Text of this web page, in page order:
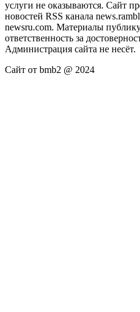
услуги не оказываются. Сайт
новостей RSS канала
newsru.com. Материалы
ответственность за
Администрация сайта не несёт.
Сайт от bmb2 @ 2024